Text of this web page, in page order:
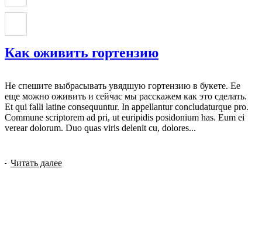
Как оживить гортензию
Не спешите выбрасывать увядшую гортензию в букете. Ее
еще можно оживить и сейчас мы расскажем как это сделать.
Et qui falli latine consequuntur. In appellantur concludaturque pro.
Commune scriptorem ad pri, ut euripidis posidonium has. Eum ei
verear dolorum. Duo quas viris delenit cu, dolores...
Читать далее